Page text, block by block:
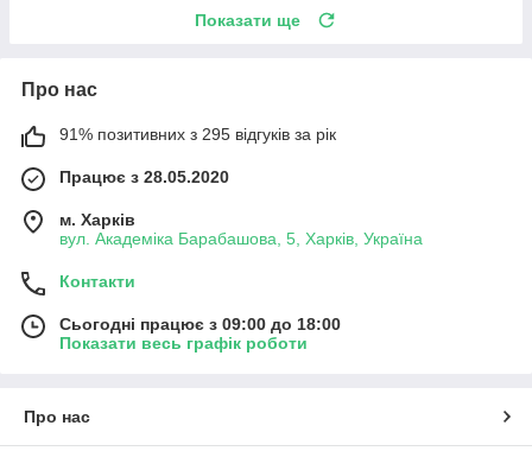
Показати ще
Про нас
91% позитивних з 295 відгуків за рік
Працює з 28.05.2020
м. Харків
вул. Академіка Барабашова, 5, Харків, Україна
Контакти
Сьогодні працює з 09:00 до 18:00
Показати весь графік роботи
Про нас